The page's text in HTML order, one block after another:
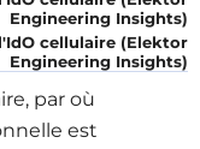
cellulaire (Elektor
Engineering Insights)
par où
est